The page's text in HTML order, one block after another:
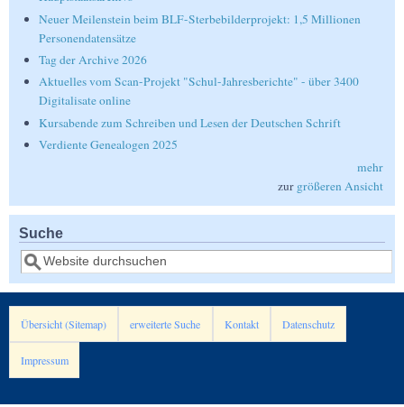
Neuer Meilenstein beim BLF-Sterbebilderprojekt: 1,5 Millionen
Personendatensätze
Tag der Archive 2026
Aktuelles vom Scan-Projekt "Schul-Jahresberichte" - über 3400
Digitalisate online
Kursabende zum Schreiben und Lesen der Deutschen Schrift
Verdiente Genealogen 2025
mehr
zur größeren Ansicht
Suche
Suche
Übersicht (Sitemap) erweiterte Suche Kontakt Datenschutz
Impressum